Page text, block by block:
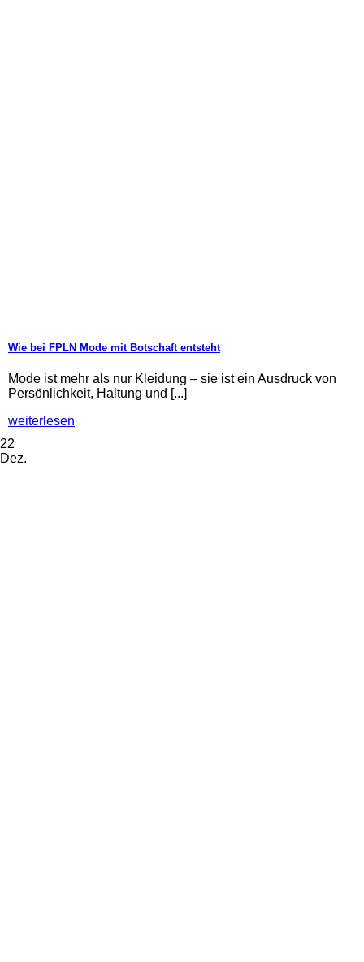
Wie bei FPLN Mode mit Botschaft entsteht
Mode ist mehr als nur Kleidung – sie ist ein Ausdruck von
Persönlichkeit, Haltung und [...]
weiterlesen
22
Dez.